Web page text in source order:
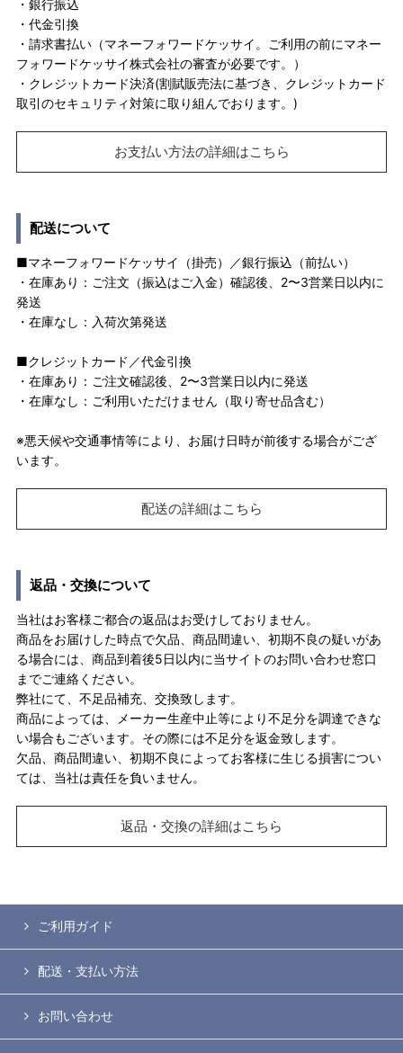
・銀行振込
・代金引換
・請求書払い（マネーフォワードケッサイ。ご利用の前にマネー
フォワードケッサイ株式会社の審査が必要です。）
・クレジットカード決済(割賦販売法に基づき、クレジットカード
取引のセキュリティ対策に取り組んでおります。)
お支払い方法の詳細はこちら
配送について
■マネーフォワードケッサイ（掛売）／銀行振込（前払い）
・在庫あり：ご注文（振込はご入金）確認後、2〜3営業日以内に
発送
・在庫なし：入荷次第発送
■クレジットカード／代金引換
・在庫あり：ご注文確認後、2〜3営業日以内に発送
・在庫なし：ご利用いただけません（取り寄せ品含む）
※悪天候や交通事情等により、お届け日時が前後する場合がござ
います。
配送の詳細はこちら
返品・交換について
当社はお客様ご都合の返品はお受けしておりません。
商品をお届けした時点で欠品、商品間違い、初期不良の疑いがあ
る場合には、商品到着後5日以内に当サイトのお問い合わせ窓口
までご連絡ください。
弊社にて、不足品補充、交換致します。
商品によっては、メーカー生産中止等により不足分を調達できな
い場合もございます。その際には不足分を返金致します。
欠品、商品間違い、初期不良によってお客様に生じる損害につい
ては、当社は責任を負いません。
返品・交換の詳細はこちら
ご利用ガイド
配送・支払い方法
お問い合わせ